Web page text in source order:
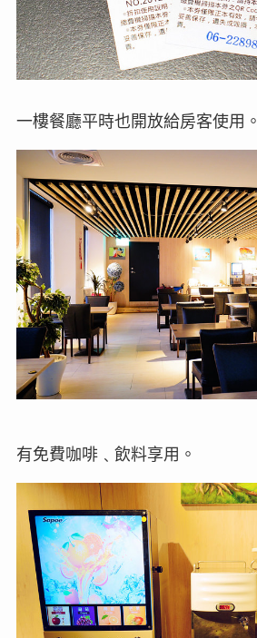
一樓餐廳平時也開放給房客使用。
有免費咖啡﹑飲料享用。